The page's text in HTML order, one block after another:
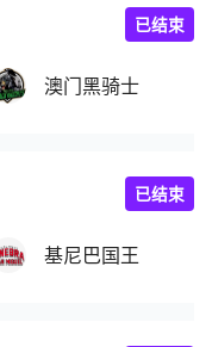
澳门黑骑士
已结束
基尼巴国王
已结束